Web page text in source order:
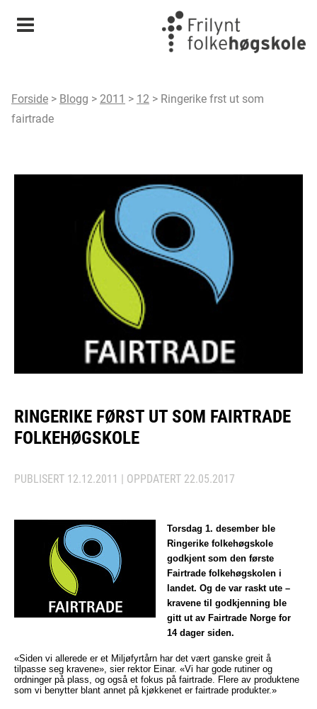
Meny
Forside > Blogg > 2011 > 12 > Ringerike frst ut som
fairtrade
RINGERIKE FØRST UT SOM FAIRTRADE
FOLKEHØGSKOLE
PUBLISERT 12.12.2011 | OPPDATERT 22.05.2017
Torsdag 1. desember ble
Ringerike folkehøgskole
godkjent som den første
Fairtrade folkehøgskolen i
landet. Og de var raskt ute –
kravene til godkjenning ble
gitt ut av Fairtrade Norge for
14 dager siden.
«Siden vi allerede er et Miljøfyrtårn har det vært ganske greit å
tilpasse seg kravene», sier rektor Einar. «Vi har gode rutiner og
ordninger på plass, og også et fokus på fairtrade. Flere av produktene
som vi benytter blant annet på kjøkkenet er fairtrade produkter.»